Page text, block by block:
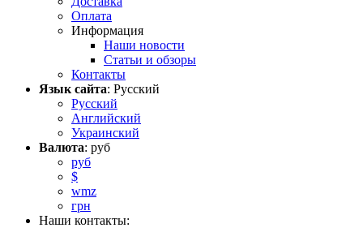
Оплата
Информация
Наши новости
Статьи и обзоры
Контакты
Язык сайта: Русский
Русский
Английский
Украинский
Валюта: руб
руб
$
wmz
грн
Наши контакты: